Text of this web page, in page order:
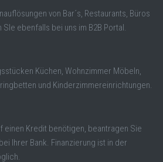
von Bar´s, Restaurants, Büros
ebenfalls bei uns im B2B Portal.
Küchen, Wohnzimmer Möbeln,
und Kinderzimmereinrichtungen.
einen Kredit benötigen, beantragen Sie
Ihrer Bank. Finanzierung ist in der